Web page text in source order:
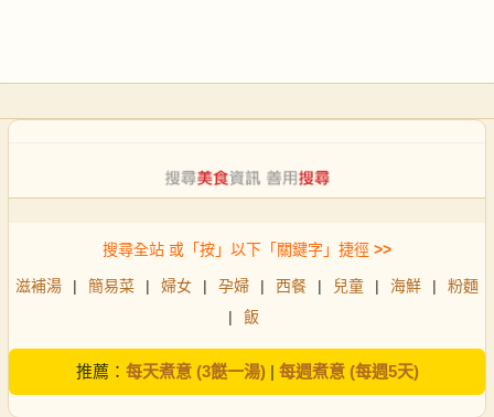
搜尋全站 或「按」以下「關鍵字」捷徑 >>
滋補湯 | 簡易菜 | 婦女 | 孕婦 | 西餐 | 兒童 | 海鮮 |
粉麵
|
飯
推薦： 每天煮意 (3餸一湯)| 每週煮意 (每週5天)